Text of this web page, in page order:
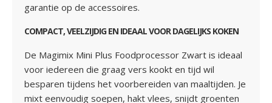
garantie op de accessoires.
COMPACT, VEELZIJDIG EN IDEAAL VOOR DAGELIJKS KOKEN
De Magimix Mini Plus Foodprocessor Zwart is ideaal
voor iedereen die graag vers kookt en tijd wil
besparen tijdens het voorbereiden van maaltijden. Je
mixt eenvoudig soepen, hakt vlees, snijdt groenten